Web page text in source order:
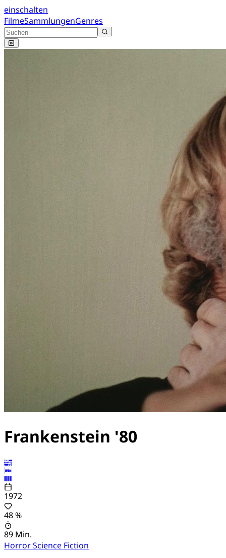
einschalten
FilmeSammlungenGenres
Frankenstein '80
1972
48 %
89 Min.
HorrorScience Fiction